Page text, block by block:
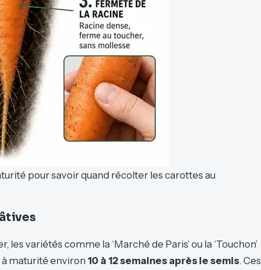
pour savoir quand récolter les carottes au
les variétés comme la ‘Marché de Paris’ ou la ‘Touchon’
maturité environ 10 à 12 semaines après le semis. Ces